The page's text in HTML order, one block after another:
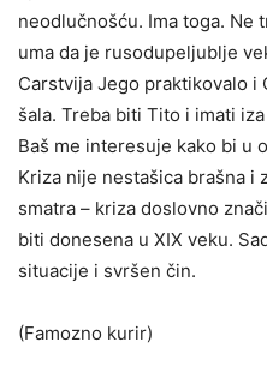
neodlučnošću. Ima toga. Ne
uma da je rusodupeljublje
Carstvija Jego praktikovalo
šala. Treba biti Tito i imati
Baš me interesuje kako bi u
Kriza nije nestašica brašna i
smatra – kriza doslovno
biti donesena u XIX veku.
situacije i svršen čin.
(Famozno kurir)